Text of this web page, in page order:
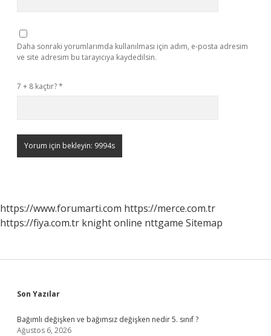
Daha sonraki yorumlarımda kullanılması için adım, e-posta adresim
ve site adresim bu tarayıcıya kaydedilsin.
7 + 8 kaçtır?*
https://www.forumarti.com https://merce.com.tr
https://fiya.com.tr knight online nttgame Sitemap
Sidebar
Son Yazılar
Bağımlı değişken ve bağımsız değişken nedir 5. sınıf ?
Ağustos 6, 2026